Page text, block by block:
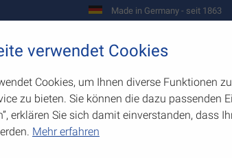
Made in Germany - seit 1863
Werkzeugbau
verwendet Cookies
Cookies, um Ihnen diverse Funktionen
zu bieten. Sie können die dazu passenden
erklären Sie sich damit einverstanden, dass
Mehr erfahren